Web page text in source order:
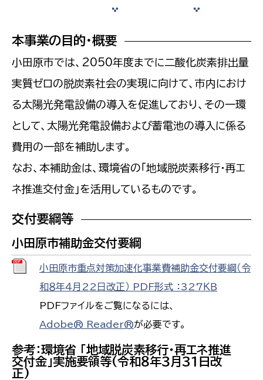
本事業の目的・概要
小田原市では、2050年度までに二酸化炭素排出量
実質ゼロの脱炭素社会の実現に向けて、市内におけ
る太陽光発電設備の導入を促進しており、その一環
として、太陽光発電設備および蓄電池の導入に係る
費用の一部を補助します。
なお、本補助金は、環境省の「地域脱炭素移行・再エ
ネ推進交付金」を活用しているものです。
交付要綱等
小田原市補助金交付要綱
小田原市重点対策加速化事業費補助金交付要綱（令
和８年４月22日改正） PDF形式 ：327ＫＢ
PDFファイルをご覧になるには、
Adobe® Reader®が必要です。
参考：環境省 「地域脱炭素移行・再エネ推進
交付金」実施要領等(令和８年３月31日改
正)